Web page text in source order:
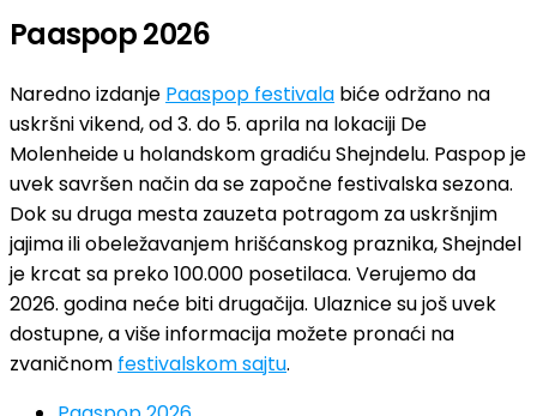
Paaspop 2026
Naredno izdanje Paaspop festivala biće održano na
uskršni vikend, od 3. do 5. aprila na lokaciji De
Molenheide u holandskom gradiću Shejndelu. Paspop je
uvek savršen način da se započne festivalska sezona.
Dok su druga mesta zauzeta potragom za uskršnjim
jajima ili obeležavanjem hrišćanskog praznika, Shejndel
je krcat sa preko 100.000 posetilaca. Verujemo da
2026. godina neće biti drugačija. Ulaznice su još uvek
dostupne, a više informacija možete pronaći na
zvaničnom festivalskom sajtu.